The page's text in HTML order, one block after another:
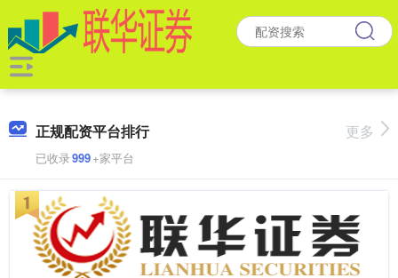
正规配资平台排行
已收录999+家平台
更多